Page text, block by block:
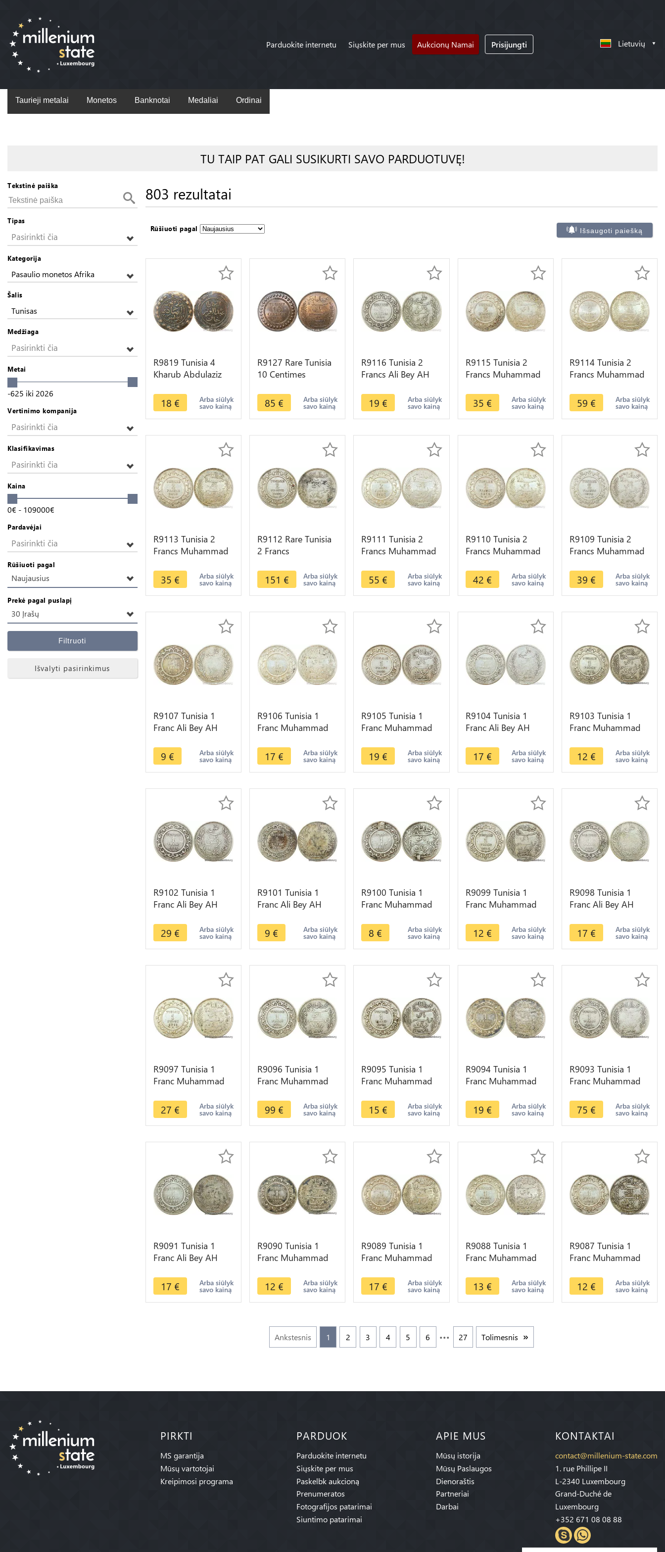
Parduokite internetu Siųskite per mus Aukcionų Namai Prisijungti Lietuvių
Taurieji metalai Monetos Banknotai Medaliai Ordinai
TU TAIP PAT GALI SUSIKURTI SAVO PARDUOTUVĘ!
Tekstinė paiška
Tipas
Pasirinkti čia
Kategorija
Pasaulio monetos Afrika
Šalis
Tunisas
Medžiaga
Pasirinkti čia
Metai
-625 iki 2026
Vertinimo kompanija
Pasirinkti čia
Klasifikavimas
Pasirinkti čia
Kaina
0€ - 109000€
Pardavėjai
Pasirinkti čia
Rūšiuoti pagal
Naujausius
Prekė pagal puslapį
30 Įrašų
Filtruoti
Išvalyti pasirinkimus
803 rezultatai
Rūšiuoti pagal Išsaugoti paiešką
R9819 Tunisia 4
Kharub Abdulaziz
1281 1865 -> Make
Offer
18 € Arba siūlyk
savo kainą
R9127 Rare Tunisia
10 Centimes
Bey 1904 A Paris
PCGS MS62 RB
85 € Arba siūlyk
savo kainą
R9116 Tunisia 2
Francs Ali Bey AH
Silver -> Make offer
19 € Arba siūlyk
savo kainą
R9115 Tunisia 2
Francs Muhammad
1334 1915 A Paris
Silver ->Offer
35 € Arba siūlyk
savo kainą
R9114 Tunisia 2
Francs Muhammad
1330 1912 A Paris
Silver UNC
59 € Arba siūlyk
savo kainą
R9113 Tunisia 2
Francs Muhammad
1335 1916 A Paris
Silver AU
35 € Arba siūlyk
savo kainą
R9112 Rare Tunisia
2 Francs
Bey AH 1322 1904
A Paris Silver
151 € Arba siūlyk
savo kainą
R9111 Tunisia 2
Francs Muhammad
1334 1916 A Paris
Silver AU UNC
55 € Arba siūlyk
savo kainą
R9110 Tunisia 2
Francs Muhammad
1334 1915 A Paris
Silver AU
42 € Arba siūlyk
savo kainą
R9109 Tunisia 2
Francs Muhammad
1326 1908 A Paris
Silver ->Offer
39 € Arba siūlyk
savo kainą
R9107 Tunisia 1
Franc Ali Bey AH
Silver -> Make offer
9 € Arba siūlyk
savo kainą
R9106 Tunisia 1
Franc Muhammad
1335 1917 A Paris
Silver AU
17 € Arba siūlyk
savo kainą
R9105 Tunisia 1
Franc Muhammad
1334 1915 A Paris
Silver ->Offer
19 € Arba siūlyk
savo kainą
R9104 Tunisia 1
Franc Ali Bey AH
Silver -> Make offer
17 € Arba siūlyk
savo kainą
R9103 Tunisia 1
Franc Muhammad
1335 1916 A Paris
Silver ->Offer
12 € Arba siūlyk
savo kainą
R9102 Tunisia 1
Franc Ali Bey AH
Silver -> Make offer
29 € Arba siūlyk
savo kainą
R9101 Tunisia 1
Franc Ali Bey AH
Silver -> Make offer
9 € Arba siūlyk
savo kainą
R9100 Tunisia 1
Franc Muhammad
1335 1916 A Paris
Silver ->Offer
8 € Arba siūlyk
savo kainą
R9099 Tunisia 1
Franc Muhammad
1329 1911 A Paris
Silver ->Offer
12 € Arba siūlyk
savo kainą
R9098 Tunisia 1
Franc Ali Bey AH
Silver -> Make offer
17 € Arba siūlyk
savo kainą
R9097 Tunisia 1
Franc Muhammad
1334 1915 A Paris
Silver AU
27 € Arba siūlyk
savo kainą
R9096 Tunisia 1
Franc Muhammad
1322 1904 A Paris
Silver ->M offer
99 € Arba siūlyk
savo kainą
R9095 Tunisia 1
Franc Muhammad
1334 1916 A Paris
Silver ->Offer
15 € Arba siūlyk
savo kainą
R9094 Tunisia 1
Franc Muhammad
1334 1915 A Paris
Silver ->Offer
19 € Arba siūlyk
savo kainą
R9093 Tunisia 1
Franc Muhammad
1322 1904 A Paris
Silver ->M offer
75 € Arba siūlyk
savo kainą
R9091 Tunisia 1
Franc Ali Bey AH
Silver -> Make offer
17 € Arba siūlyk
savo kainą
R9090 Tunisia 1
Franc Muhammad
1335 1916 A Paris
Silver ->Offer
12 € Arba siūlyk
savo kainą
R9089 Tunisia 1
Franc Muhammad
1335 1917 A Paris
Silver AU
17 € Arba siūlyk
savo kainą
R9088 Tunisia 1
Franc Muhammad
1335 1917 A Paris
Silver ->Offer
13 € Arba siūlyk
savo kainą
R9087 Tunisia 1
Franc Muhammad
1335 1916 A Paris
Silver ->Offer
12 € Arba siūlyk
savo kainą
Ankstesnis 1 2 3 4 5 6 27 Tolimesnis
PIRKTI
MS garantija
Mūsų vartotojai
Kreipimosi programa
PARDUOK
Parduokite internetu
Siųskite per mus
Paskelbk aukcioną
Prenumeratos
Fotografijos patarimai
Siuntimo patarimai
APIE MUS
Mūsų istorija
Mūsų Paslaugos
Dienoraštis
Partneriai
Darbai
KONTAKTAI
contact@millenium-state.com
1. rue Phillipe II
L-2340 Luxembourg
Grand-Duché de
Luxembourg
+352 671 08 08 88